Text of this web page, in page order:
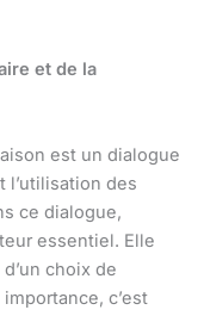
et de la
est un dialogue
l’utilisation des
ce dialogue,
essentiel. Elle
choix de
c’est